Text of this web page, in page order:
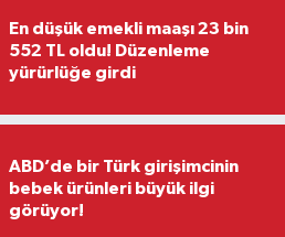
En düşük emekli maaşı 23 bin
552 TL oldu! Düzenleme
yürürlüğe girdi
ABD’de bir Türk girişimcinin
bebek ürünleri büyük ilgi
görüyor!